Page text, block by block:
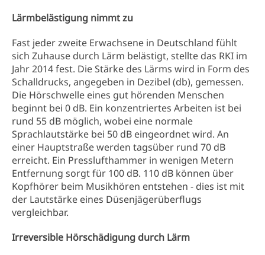
Lärmbelästigung nimmt zu
Fast jeder zweite Erwachsene in Deutschland fühlt
sich Zuhause durch Lärm belästigt, stellte das RKI im
Jahr 2014 fest. Die Stärke des Lärms wird in Form des
Schalldrucks, angegeben in Dezibel (db), gemessen.
Die Hörschwelle eines gut hörenden Menschen
beginnt bei 0 dB. Ein konzentriertes Arbeiten ist bei
rund 55 dB möglich, wobei eine normale
Sprachlautstärke bei 50 dB eingeordnet wird. An
einer Hauptstraße werden tagsüber rund 70 dB
erreicht. Ein Presslufthammer in wenigen Metern
Entfernung sorgt für 100 dB. 110 dB können über
Kopfhörer beim Musikhören entstehen - dies ist mit
der Lautstärke eines Düsenjägerüberflugs
vergleichbar.
Irreversible Hörschädigung durch Lärm